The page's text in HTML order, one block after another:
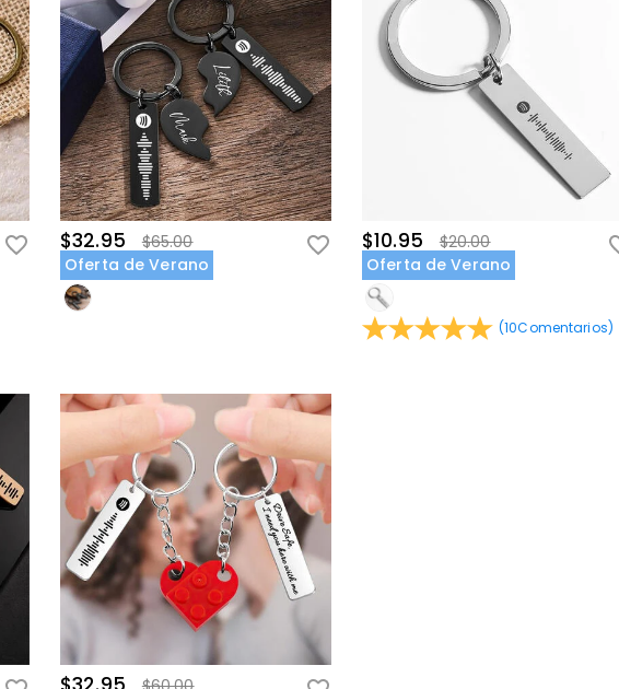
$32.95
$65.00
Oferta de Verano
$10.95
$20.00
Oferta de Verano
(10Comentarios)